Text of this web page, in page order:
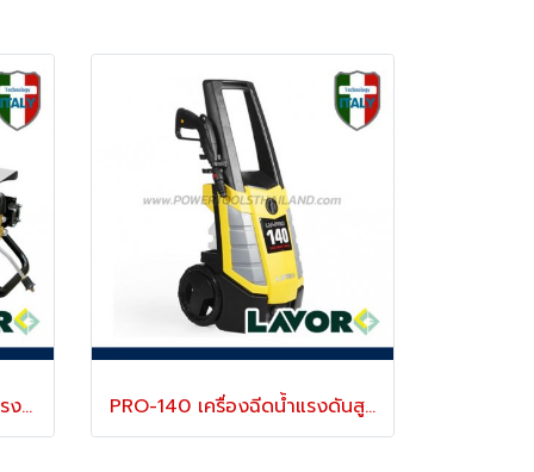
ARAL-1211LP เครื่องฉีดน้ำแรงดันสูง 30-125 บาร์ (น้ำเย็น) PRO-140 เครื่องฉีดน้ำแรงดันสูง 140 บาร์